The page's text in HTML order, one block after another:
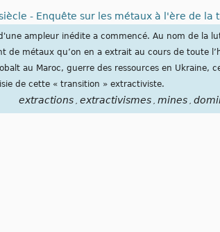
- Enquête sur les métaux à l'ère de la
ampleur inédite a commencé. Au nom de la
de métaux qu’on en a extrait au cours de toute
au Maroc, guerre des ressources en Ukraine,
de cette « transition » extractiviste.
extractions , extractivismes , mines ,